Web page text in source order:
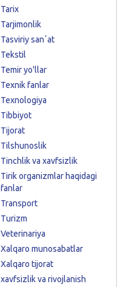
Tarix
Tarjimonlik
Tasviriy sanʼat
Tekstil
Temir yo'llar
Texnik fanlar
Texnologiya
Tibbiyot
Tijorat
Tilshunoslik
Tinchlik va xavfsizlik
Tirik organizmlar haqidagi
fanlar
Transport
Turizm
Veterinariya
Xalqaro munosabatlar
Xalqaro tijorat
xavfsizlik va rivojlanish